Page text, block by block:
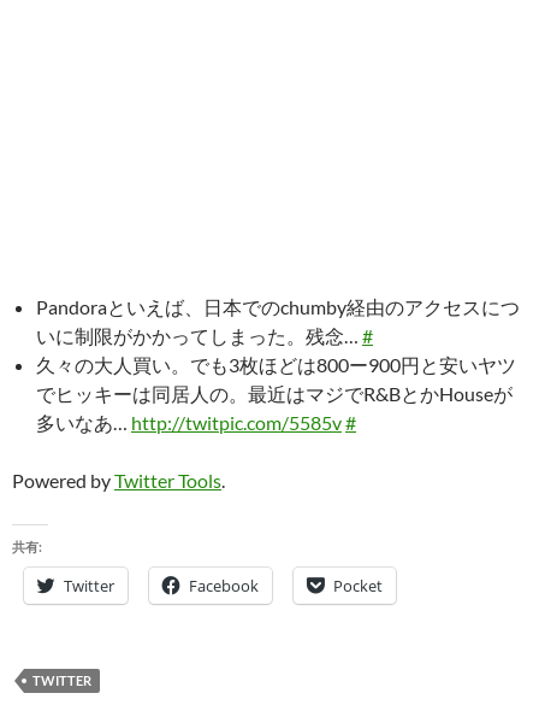
Pandoraといえば、日本でのchumby経由のアクセスにつ
いに制限がかかってしまった。残念… #
久々の大人買い。でも3枚ほどは800ー900円と安いヤツ
でヒッキーは同居人の。最近はマジでR&BとかHouseが
多いなあ… http://twitpic.com/5585v#
Powered byTwitter Tools.
共有:
Twitter Facebook Pocket
TWITTER